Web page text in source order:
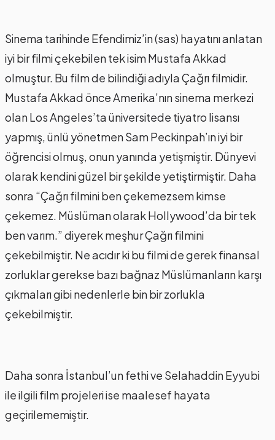
Sinema tarihinde Efendimiz’in (sas) hayatını anlatan
iyi bir filmi çekebilen tek isim Mustafa Akkad
olmuştur. Bu film de bilindiği adıyla Çağrı filmidir.
Mustafa Akkad önce Amerika’nın sinema merkezi
olan Los Angeles’ta üniversitede tiyatro lisansı
yapmış, ünlü yönetmen Sam Peckinpah’ın iyi bir
öğrencisi olmuş, onun yanında yetişmiştir. Dünyevi
olarak kendini güzel bir şekilde yetiştirmiştir. Daha
sonra “Çağrı filmini ben çekemezsem kimse
çekemez. Müslüman olarak Hollywood’da bir tek
ben varım.” diyerek meşhur Çağrı filmini
çekebilmiştir. Ne acıdır ki bu filmi de gerek finansal
zorluklar gerekse bazı bağnaz Müslümanların karşı
çıkmaları gibi nedenlerle bin bir zorlukla
çekebilmiştir.
Daha sonra İstanbul’un fethi ve Selahaddin Eyyubi
ile ilgili film projeleri ise maalesef hayata
geçirilememiştir.